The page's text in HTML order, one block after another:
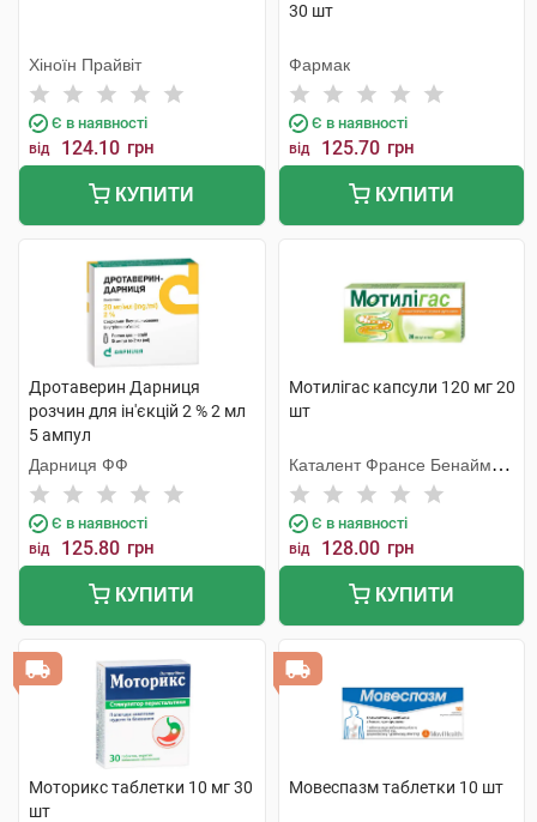
Хіноїн Прайвіт
Є в наявності
від 124.10 грн
КУПИТИ
30 шт
Фармак
Є в наявності
від 125.70 грн
КУПИТИ
Дротаверин Дарниця
розчин для ін'єкцій 2 % 2 мл
5 ампул
Дарниця ФФ
Є в наявності
від 125.80 грн
КУПИТИ
Мотилігас капсули 120 мг 20
шт
Каталент Франсе Бенайм
СА
Є в наявності
від 128.00 грн
КУПИТИ
Моторикс таблетки 10 мг 30
шт
Мовеспазм таблетки 10 шт